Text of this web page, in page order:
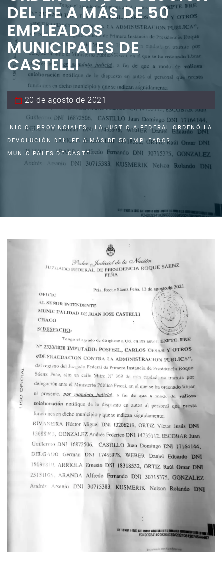
DEL IFE A MÁS DE 50
EMPLEADOS
MUNICIPALES DE
CASTELLI
20 de agosto de 2021
INICIO PROVINCIALES
LA JUSTICIA FEDERAL ORDENÓ LA
DEVOLUCIÓN DEL IFE A MÁS DE 50 EMPLEADOS
MUNICIPALES DE CASTELLI